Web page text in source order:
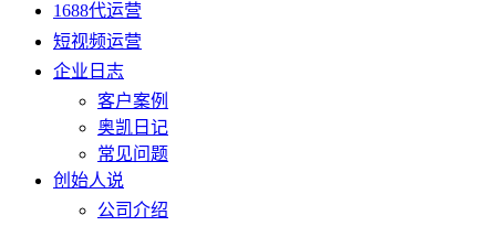
1688代运营
短视频运营
企业日志
客户案例
奥凯日记
常见问题
创始人说
公司介绍